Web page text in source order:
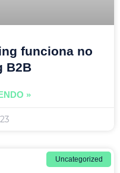
funciona no
B2B
»
Uncategorized